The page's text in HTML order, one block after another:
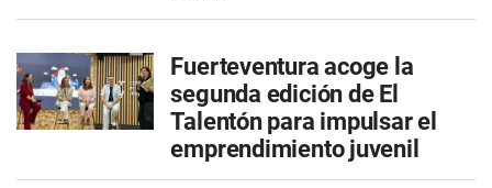
Fuerteventura acoge la
segunda edición de El
Talentón para impulsar el
emprendimiento juvenil